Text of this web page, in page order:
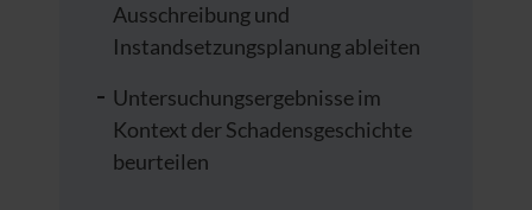
Ausschreibung und
Instandsetzungsplanung ableiten
Untersuchungsergebnisse im
Kontext der Schadensgeschichte
beurteilen